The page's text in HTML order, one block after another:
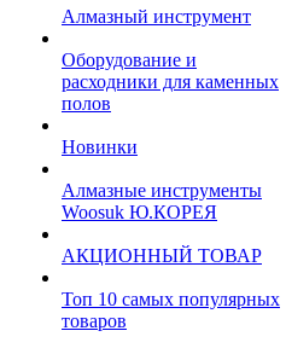
Алмазный инструмент
Оборудование и
расходники для каменных
полов
Новинки
Алмазные инструменты
Woosuk Ю.КОРЕЯ
АКЦИОННЫЙ ТОВАР
Топ 10 самых популярных
товаров